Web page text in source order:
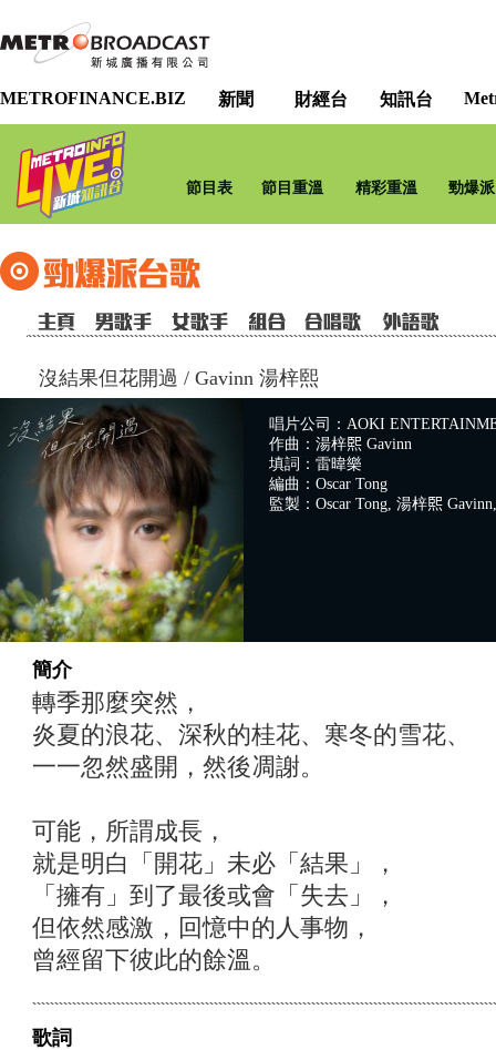
METROFINANCE.BIZ 新聞 財經台 知訊台
節目表 節目重溫 精彩重溫 勁爆
沒結果但花開過 / Gavinn 湯梓熙
唱片公司：AOKI
作曲：湯梓𤋮 Gavinn
填詞：雷暐樂
編曲：Oscar Tong
監製：Oscar Tong, 湯梓𤋮 Gavinn,
簡介
轉季那麼突然，
炎夏的浪花、深秋的桂花、寒冬的雪花、
一一忽然盛開，然後凋謝。
可能，所謂成長，
就是明白「開花」未必「結果」，
「擁有」到了最後或會「失去」，
但依然感激，回憶中的人事物，
曾經留下彼此的餘溫。
歌詞